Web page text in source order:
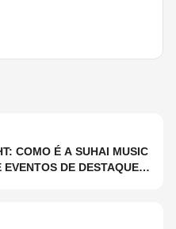
COMO É A SUHAI MUSIC
DE DESTAQUE